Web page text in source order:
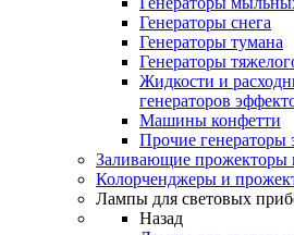
Генераторы снега
Генераторы тумана
Генераторы
Жидкости и
генераторов
Машины конфетти
Прочие генераторы
Заливающие прожекторы
Колорченджеры и
Лампы для световых
Назад